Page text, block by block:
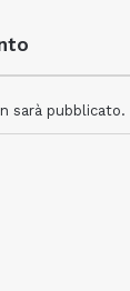
sarà pubblicato.